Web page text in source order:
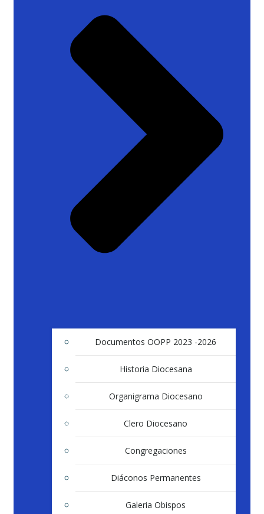
Documentos OOPP 2023 -2026
Historia Diocesana
Organigrama Diocesano
Clero Diocesano
Congregaciones
Diáconos Permanentes
Galeria Obispos